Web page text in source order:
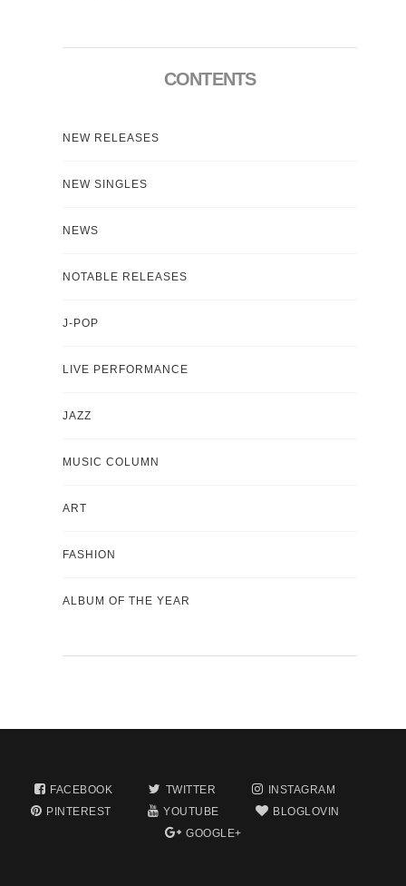
CONTENTS
NEW RELEASES
NEW SINGLES
NEWS
NOTABLE RELEASES
J-POP
LIVE PERFORMANCE
JAZZ
MUSIC COLUMN
ART
FASHION
ALBUM OF THE YEAR
FACEBOOK TWITTER
INSTAGRAM
PINTEREST
YOUTUBE
BLOGLOVIN
GOOGLE+